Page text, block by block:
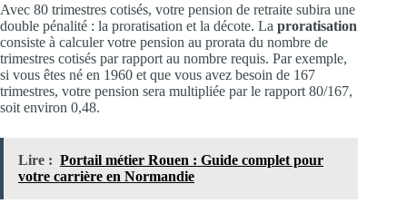
Avec 80 trimestres cotisés, votre pension de retraite subira une
double pénalité : la proratisation et la décote. La proratisation
consiste à calculer votre pension au prorata du nombre de
trimestres cotisés par rapport au nombre requis. Par exemple,
si vous êtes né en 1960 et que vous avez besoin de 167
trimestres, votre pension sera multipliée par le rapport 80/167,
soit environ 0,48.
Lire : Portail métier Rouen : Guide complet pour
votre carrière en Normandie